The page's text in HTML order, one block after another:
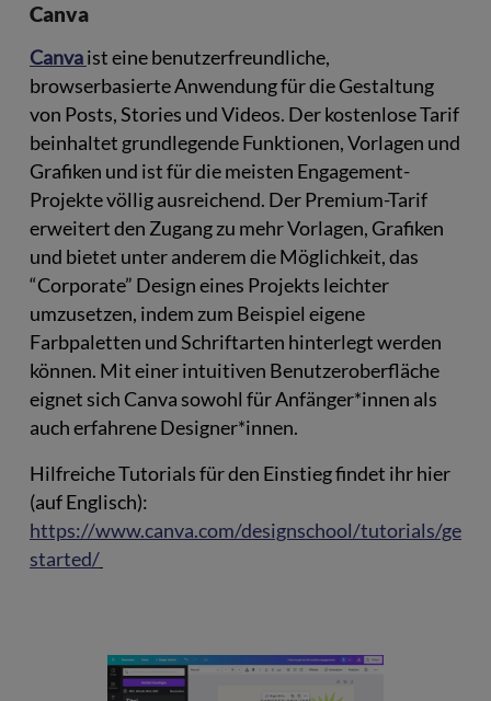
Canva
Canvaist eine benutzerfreundliche,
browserbasierte Anwendung für die Gestaltung
von Posts, Stories und Videos. Der kostenlose Tarif
beinhaltet grundlegende Funktionen, Vorlagen und
Grafiken und ist für die meisten Engagement-
Projekte völlig ausreichend. Der Premium-Tarif
erweitert den Zugang zu mehr Vorlagen, Grafiken
und bietet unter anderem die Möglichkeit, das
“Corporate” Design eines Projekts leichter
umzusetzen, indem zum Beispiel eigene
Farbpaletten und Schriftarten hinterlegt werden
können. Mit einer intuitiven Benutzeroberfläche
eignet sich Canva sowohl für Anfänger*innen als
auch erfahrene Designer*innen.
Hilfreiche Tutorials für den Einstieg findet ihr hier
(auf Englisch):
https://www.canva.com/designschool/tutorials/
started/